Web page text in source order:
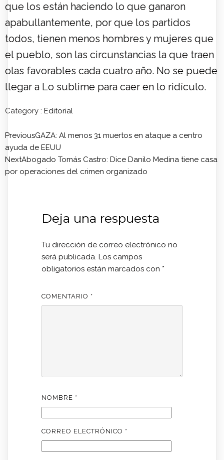
que los están haciendo lo que ganaron
apabullantemente, por que los partidos
todos, tienen menos hombres y mujeres que
el pueblo, son las circunstancias la que traen
olas favorables cada cuatro año. No se puede
llegar a Lo sublime para caer en lo ridículo.
Category : Editorial
PreviousGAZA: Al menos 31 muertos en ataque a centro
ayuda de EEUU
NextAbogado Tomás Castro: Dice Danilo Medina tiene casa
por operaciones del crimen organizado
Deja una respuesta
Tu dirección de correo electrónico no
será publicada. Los campos
obligatorios están marcados con *
COMENTARIO *
NOMBRE *
CORREO ELECTRÓNICO *